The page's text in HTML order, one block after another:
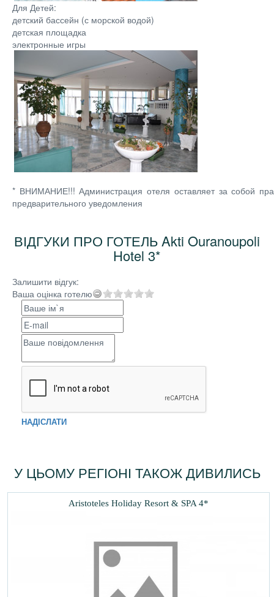
Для Детей:
детский бассейн (с морской водой)
детская площадка
электронные игры
* ВНИМАНИЕ!!! Администрация отеля оставляет за собой
предварительного уведомления
ВІДГУКИ ПРО ГОТЕЛЬ Akti Ouranoupoli
Hotel 3*
Залишити відгук:
Ваша оцінка готелю
НАДІСЛАТИ
У ЦЬОМУ РЕГІОНІ ТАКОЖ ДИВИЛИСЬ
Aristoteles Holiday Resort & SPA 4*